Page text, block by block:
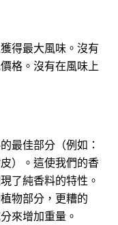
得最大風味。沒有
格。沒有在風味上
最佳部分（例如：
）。這使我們的香
了純香料的特性。
物部分，更糟的
來增加重量。